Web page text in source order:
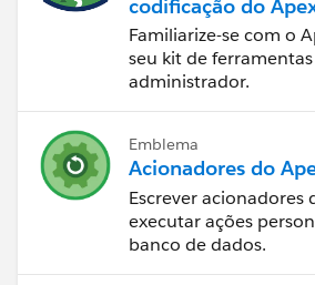
codificação do
Familiarize-se com o
seu kit de
administrador.
Emblema
Acionadores do
Escrever acionadores
executar ações
banco de dados.